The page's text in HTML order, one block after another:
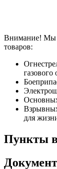
Внимание! Мы
товаров:
газового
для
Пункты